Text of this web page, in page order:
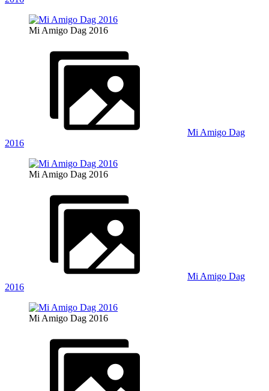
Mi Amigo Dag 2016
Mi Amigo Dag
2016
Mi Amigo Dag 2016
Mi Amigo Dag
2016
Mi Amigo Dag 2016